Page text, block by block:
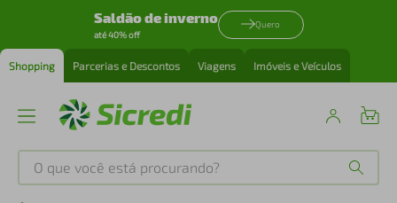
Saldão de inverno
até 40% off
Quero
Shopping Parcerias e Descontos Viagens Imóveis e Veículos
O que você está procurando?